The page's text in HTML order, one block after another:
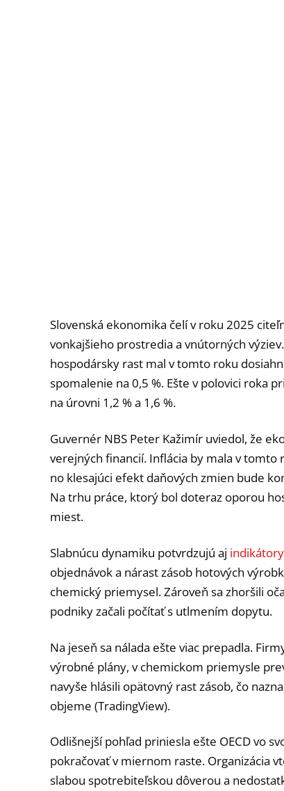
Slovenská ekonomika čelí v roku 2025
vonkajšieho prostredia a vnútorných
hospodársky rast mal v tomto roku
spomalenie na 0,5 %. Ešte v polovici roka
na úrovni 1,2 % a 1,6 %.
Guvernér NBS Peter Kažimír uviedol, že
verejných financií. Inflácia by mala v tomto
no klesajúci efekt daňových zmien bude
Na trhu práce, ktorý bol doteraz oporou
miest.
Slabnúcu dynamiku potvrdzujú aj
objednávok a nárast zásob hotových
chemický priemysel. Zároveň sa zhoršili
podniky začali počítať s utlmením dopytu.
Na jeseň sa nálada ešte viac prepadla.
výrobné plány, v chemickom priemysle
navyše hlásili opätovný rast zásob, čo
objeme (TradingView).
Odlišnejší pohľad priniesla ešte OECD vo
pokračovať v miernom raste. Organizácia
slabou spotrebiteľskou dôverou a